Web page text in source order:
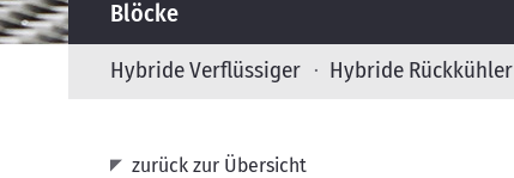
Blöcke
Hybride Verflüssiger Hybride Rückkühler
zurück zur Übersicht